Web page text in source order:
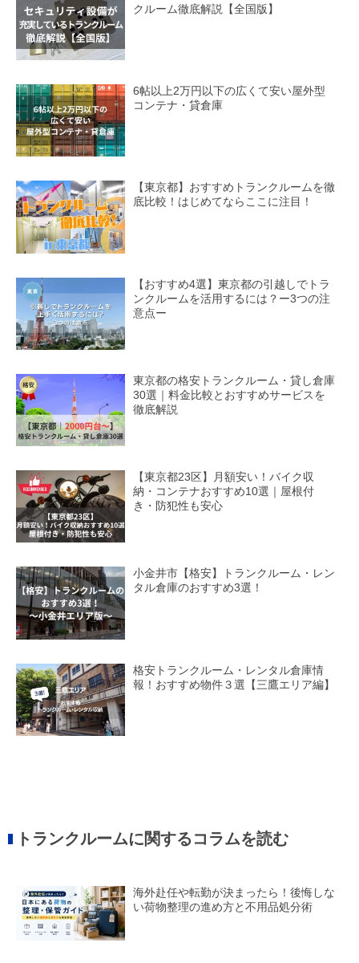
クルーム徹底解説【全国版】
6帖以上2万円以下の広くて安い屋外型
コンテナ・貸倉庫
【東京都】おすすめトランクルームを徹
底比較！はじめてならここに注目！
【おすすめ4選】東京都の引越しでトラ
ンクルームを活用するには？ー3つの注
意点ー
東京都の格安トランクルーム・貸し倉庫
30選｜料金比較とおすすめサービスを
徹底解説
【東京都23区】月額安い！バイク収
納・コンテナおすすめ10選｜屋根付
き・防犯性も安心
小金井市【格安】トランクルーム・レン
タル倉庫のおすすめ3選！
格安トランクルーム・レンタル倉庫情
報！おすすめ物件３選【三鷹エリア編】
トランクルームに関するコラムを読む
海外赴任や転勤が決まったら！後悔しな
い荷物整理の進め方と不用品処分術